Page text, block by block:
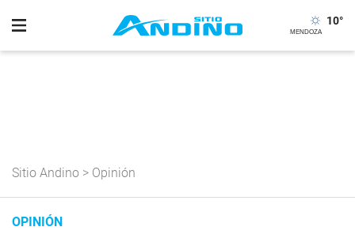
10°
Sitio Andino > Opinión
OPINIÓN